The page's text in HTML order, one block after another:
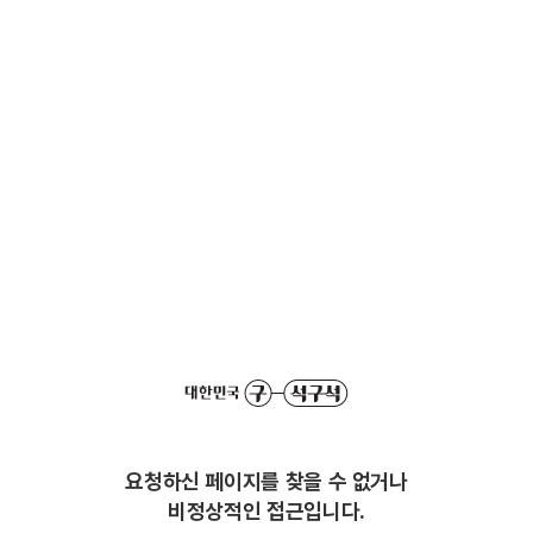
요청하신 페이지를 찾을 수 없거나
비정상적인 접근입니다.